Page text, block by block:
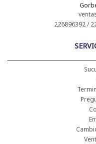
226896392 /